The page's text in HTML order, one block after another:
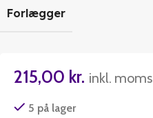
Forlægger
215,00 kr. inkl. moms
5 på lager